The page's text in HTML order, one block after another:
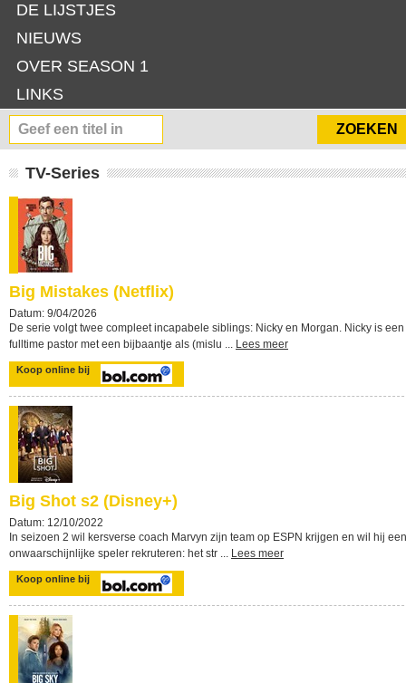
DE LIJSTJES
NIEUWS
OVER SEASON 1
LINKS
TV-Series
Big Mistakes (Netflix)
Datum: 9/04/2026
De serie volgt twee compleet incapabele siblings: Nicky en Morgan. Nicky is een
fulltime pastor met een bijbaantje als (mislu ... Lees meer
Koop online bij
Big Shot s2 (Disney+)
Datum: 12/10/2022
In seizoen 2 wil kersverse coach Marvyn zijn team op ESPN krijgen en wil hij een
onwaarschijnlijke speler rekruteren: het str ... Lees meer
Koop online bij